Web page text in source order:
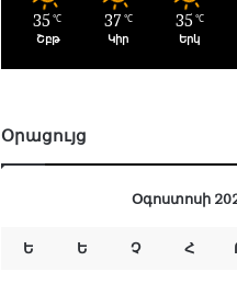
35 ℃
Շբթ
37 ℃
Կիր
35 ℃
Երկ
Օրացույց
Օգոստոսի
Ե Ե Չ Հ